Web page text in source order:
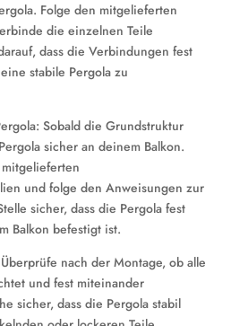
Folge den mitgelieferten
die einzelnen Teile
dass die Verbindungen fest
stabile Pergola zu
Sobald die Grundstruktur
sicher an deinem Balkon.
und folge den Anweisungen zur
sicher, dass die Pergola fest
Balkon befestigt ist.
nach der Montage, ob alle
und fest miteinander
sicher, dass die Pergola stabil